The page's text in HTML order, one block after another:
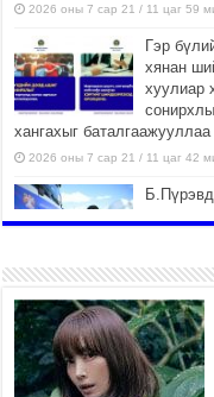
2026 оны 7 сар 21 / 11 цаг 59
Гэр
хянан
хуулиар
хангахыг баталгаажууллаа
2026 оны 7 сар 21 / 11 цаг 42
2026 оны 7 сар 21 / 10 цаг 15
ХҮНД
ИРГЭД,